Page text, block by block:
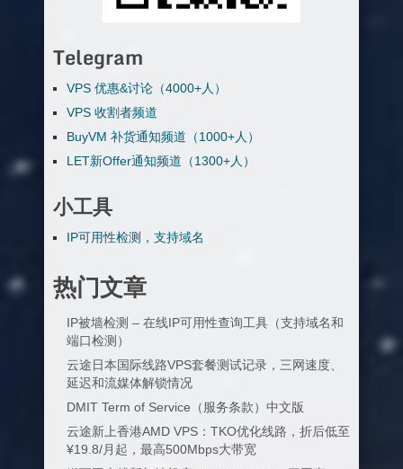
Telegram
VPS 优惠&讨论（4000+人）
VPS 收割者频道
BuyVM 补货通知频道（1000+人）
LET新Offer通知频道（1300+人）
小工具
IP可用性检测，支持域名
热门文章
IP被墙检测 – 在线IP可用性查询工具（支持域名和
端口检测）
云途日本国际线路VPS套餐测试记录，三网速度、
延迟和流媒体解锁情况
DMIT Term of Service（服务条款）中文版
云途新上香港AMD VPS：TKO优化线路，折后低至
¥19.8/月起，最高500Mbps大带宽